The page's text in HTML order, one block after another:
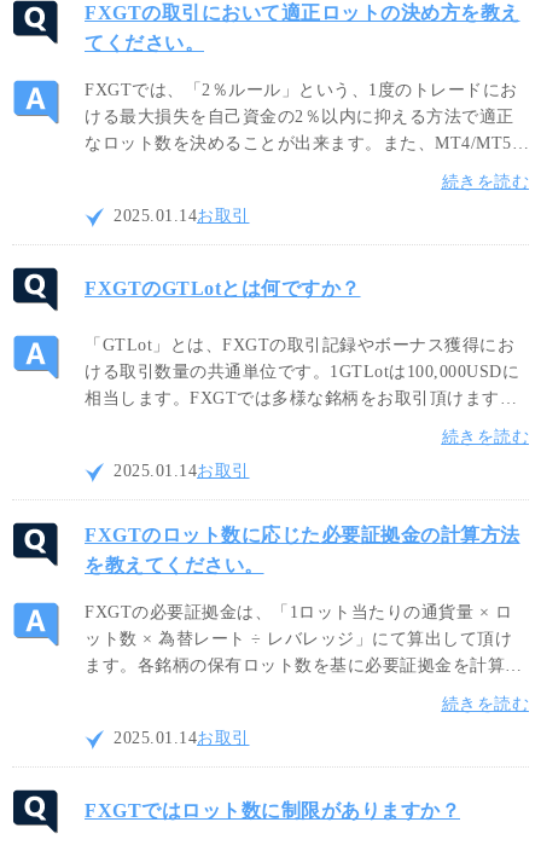
FXGTの取引において適正ロットの決め方を教え
てください。
FXGTでは、「2％ルール」という、1度のトレードにお
ける最大損失を自己資金の2％以内に抑える方法で適正
なロット数を決めることが出来ます。また、MT4/MT5に
て提供されているボラティリティ系インジケーターを活
用することによって適正ロット数を計算して頂けます。
続きを読む
2025.01.14お取引
FXGTのGTLotとは何ですか？
「GTLot」とは、FXGTの取引記録やボーナス獲得にお
ける取引数量の共通単位です。1GTLotは100,000USDに
相当します。FXGTでは多様な銘柄をお取引頂けますの
で、取引銘柄の単位が異なる場合でも、統一された
GTLotを使用することでトレードサイズを共通の測定基
準で把握することが可能です。
続きを読む
2025.01.14お取引
FXGTのロット数に応じた必要証拠金の計算方法
を教えてください。
FXGTの必要証拠金は、「1ロット当たりの通貨量 × ロ
ット数 × 為替レート ÷ レバレッジ」にて算出して頂け
ます。各銘柄の保有ロット数を基に必要証拠金を計算す
ることが出来ますので、ご自身のリスク許容度に応じた
適切なロットサイズでお取引をお楽しみください。
続きを読む
2025.01.14お取引
FXGTではロット数に制限がありますか？